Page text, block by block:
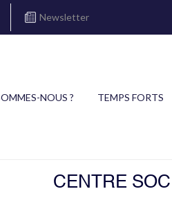
Newsletter
NOUS ? TEMPS FORTS
CENTRE